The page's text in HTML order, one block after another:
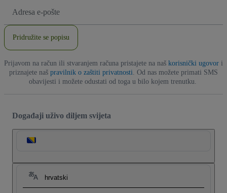
mail
Pridružite se popisu
Prijavom na račun ili stvaranjem računa pristajete na naš korisnički ugovor i
priznajete naš pravilnik o zaštiti privatnosti . Od nas možete primati SMS
obavijesti i možete odustati od toga u bilo kojem trenutku.
Događaji uživo diljem svijeta
hrvatski